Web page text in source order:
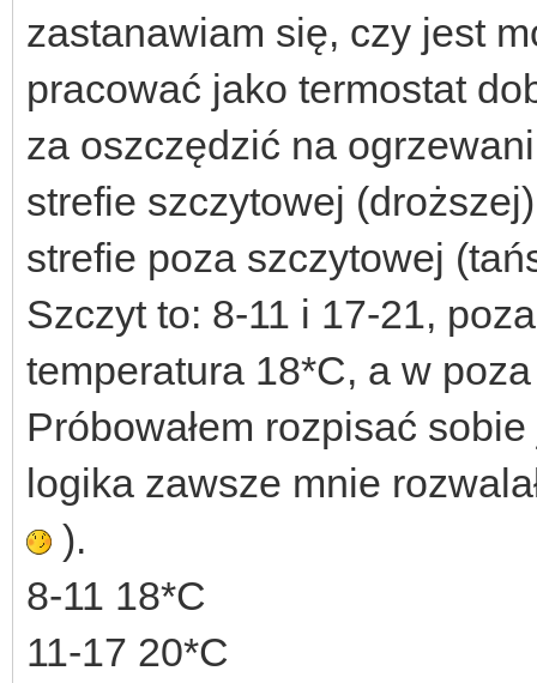
zastanawiam się, czy jest
pracować jako termostat
za oszczędzić na
strefie szczytowej
strefie poza szczytowej
Szczyt to: 8-11 i 17-21,
temperatura 18*C, a w
Próbowałem rozpisać
logika zawsze mnie
).
8-11 18*C
11-17 20*C